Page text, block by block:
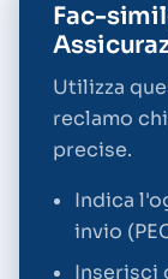
Fac-
Utilizza
reclamo
precise.
Indica
invio
Inserisci